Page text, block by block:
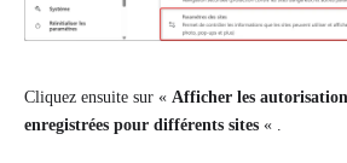
Cliquez ensuite sur « Afficher les
enregistrées pour différents sites « .